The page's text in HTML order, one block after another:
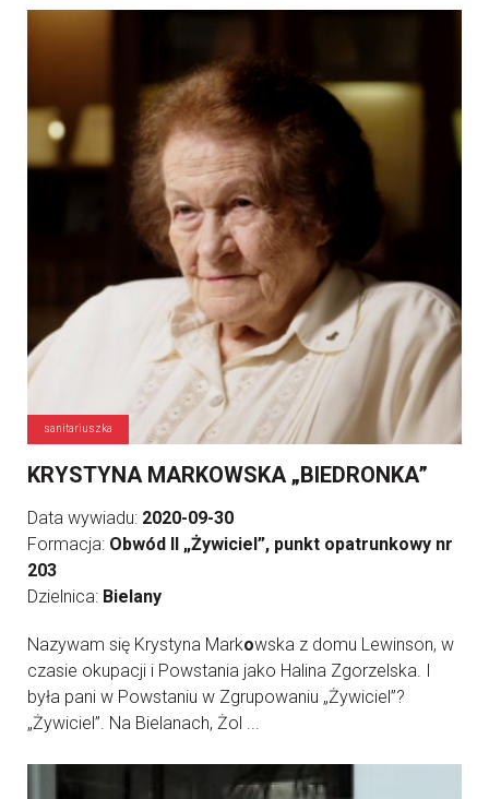
sanitariuszka
KRYSTYNA MARKOWSKA „BIEDRONKA”
Data wywiadu: 2020-09-30
Formacja: Obwód II „Żywiciel”, punkt opatrunkowy nr
203
Dzielnica: Bielany
Nazywam się Krystyna Markowska z domu Lewinson, w
czasie okupacji i Powstania jako Halina Zgorzelska. I
była pani w Powstaniu w Zgrupowaniu „Żywiciel”?
„Żywiciel”. Na Bielanach, Żol ...